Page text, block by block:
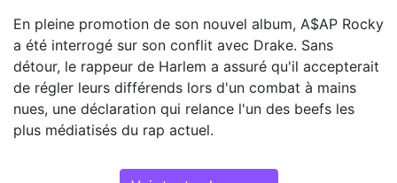
En pleine promotion de son nouvel album, A$AP Rocky
a été interrogé sur son conflit avec Drake. Sans
détour, le rappeur de Harlem a assuré qu'il accepterait
de régler leurs différends lors d'un combat à mains
nues, une déclaration qui relance l'un des beefs les
plus médiatisés du rap actuel.